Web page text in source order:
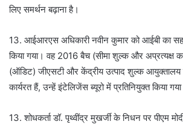
लिए समर्थन बढ़ाना है।
13. आईआरएस अधिकारी नवीन कुमार को आईबी का
किया गया। वह 2016 बैच (सीमा शुल्क और अप्रत्यक्ष
(ऑडिट) जीएसटी और केंद्रीय उत्पाद शुल्क
कार्यरत हैं, उन्हें इंटेलिजेंस ब्यूरो में प्रतिनियुक्त किया
13. शोधकर्ता डॉ. पृथ्वींद्र मुखर्जी के निधन पर पीएम